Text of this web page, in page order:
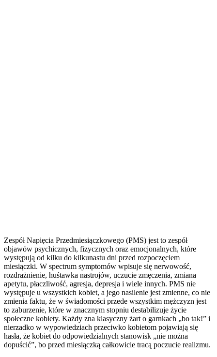
Zespół Napięcia Przedmiesiączkowego (PMS) jest to zespół
objawów psychicznych, fizycznych oraz emocjonalnych, które
występują od kilku do kilkunastu dni przed rozpoczęciem
miesiączki. W spectrum symptomów wpisuje się nerwowość,
rozdrażnienie, huśtawka nastrojów, uczucie zmęczenia, zmiana
apetytu, płaczliwość, agresja, depresja i wiele innych. PMS nie
występuje u wszystkich kobiet, a jego nasilenie jest zmienne, co nie
zmienia faktu, że w świadomości przede wszystkim mężczyzn jest
to zaburzenie, które w znacznym stopniu destabilizuje życie
społeczne kobiety. Każdy zna klasyczny żart o garnkach „bo tak!” i
nierzadko w wypowiedziach przeciwko kobietom pojawiają się
hasła, że kobiet do odpowiedzialnych stanowisk „nie można
dopuścić”, bo przed miesiączką całkowicie tracą poczucie realizmu.